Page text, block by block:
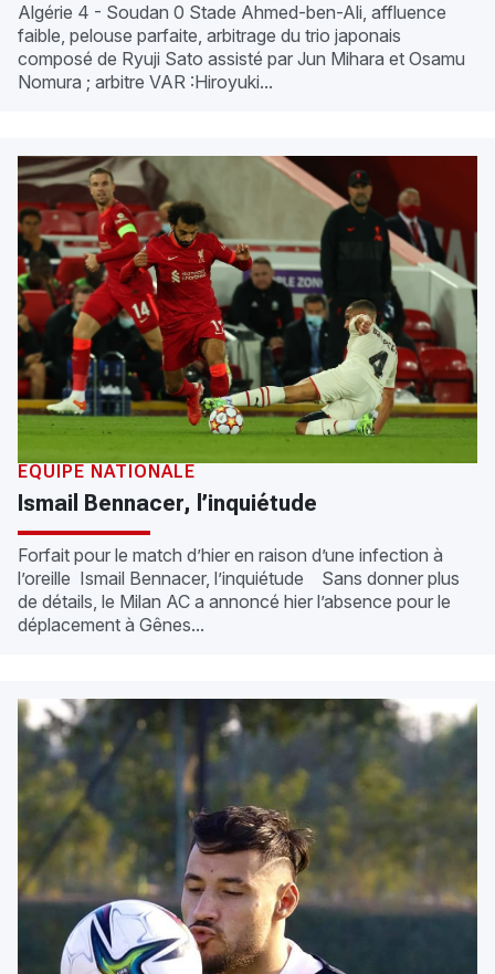
Algérie 4 - Soudan 0 Stade Ahmed-ben-Ali, affluence
faible, pelouse parfaite, arbitrage du trio japonais
composé de Ryuji Sato assisté par Jun Mihara et Osamu
Nomura ; arbitre VAR :Hiroyuki...
ÉQUIPE NATIONALE
Ismail Bennacer, l’inquiétude
Forfait pour le match d’hier en raison d’une infection à
l’oreille Ismail Bennacer, l’inquiétude Sans donner plus
de détails, le Milan AC a annoncé hier l’absence pour le
déplacement à Gênes...